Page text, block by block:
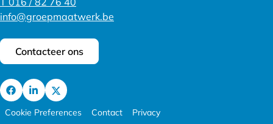
info@groepmaatwerk.be
Contacteer ons
Ga
Ga
Ga
Footer
Cookie Preferences Contact
Privacy